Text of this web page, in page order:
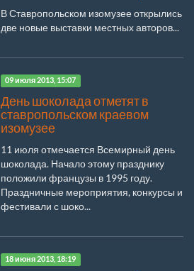
В Ставропольском изомузее открылись
две новые выставки местных авторов...
09 июля 2013, 15:07
День шоколада отметят в
ставропольском краевом
изомузее
11 июля отмечается Всемирный день
шоколада. Начало этому празднику
положили французы в 1995 году.
Праздничные мероприятия, конкурсы и
фестивали с шоко...
18 июня 2013, 18:19